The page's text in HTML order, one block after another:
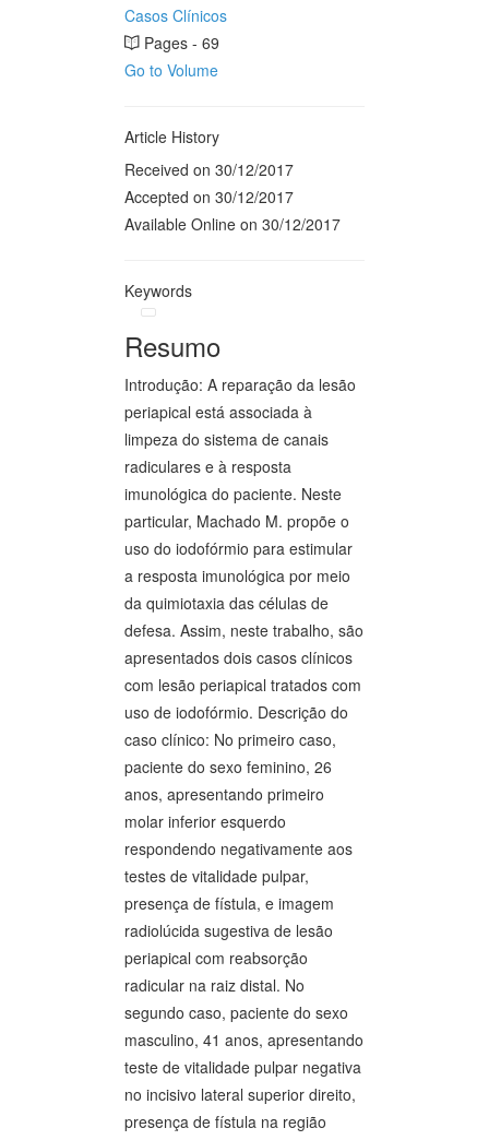
Casos Clínicos
Pages - 69
Go to Volume
Article History
Received on 30/12/2017
Accepted on 30/12/2017
Available Online on 30/12/2017
Keywords
Resumo
Introdução: A reparação da lesão
periapical está associada à
limpeza do sistema de canais
radiculares e à resposta
imunológica do paciente. Neste
particular, Machado M. propõe o
uso do iodofórmio para estimular
a resposta imunológica por meio
da quimiotaxia das células de
defesa. Assim, neste trabalho, são
apresentados dois casos clínicos
com lesão periapical tratados com
uso de iodofórmio. Descrição do
caso clínico: No primeiro caso,
paciente do sexo feminino, 26
anos, apresentando primeiro
molar inferior esquerdo
respondendo negativamente aos
testes de vitalidade pulpar,
presença de fístula, e imagem
radiolúcida sugestiva de lesão
periapical com reabsorção
radicular na raiz distal. No
segundo caso, paciente do sexo
masculino, 41 anos, apresentando
teste de vitalidade pulpar negativa
no incisivo lateral superior direito,
presença de fístula na região